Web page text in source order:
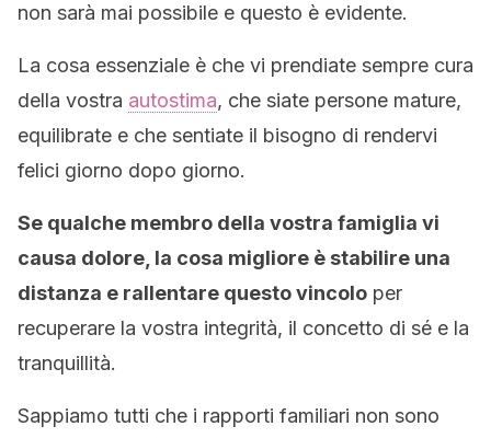
non sarà mai possibile e questo è evidente.
La cosa essenziale è che vi prendiate sempre cura
della vostra autostima, che siate persone mature,
equilibrate e che sentiate il bisogno di rendervi
felici giorno dopo giorno.
Se qualche membro della vostra famiglia vi
causa dolore, la cosa migliore è stabilire una
distanza e rallentare questo vincolo per
recuperare la vostra integrità, il concetto di sé e la
tranquillità.
Sappiamo tutti che i rapporti familiari non sono